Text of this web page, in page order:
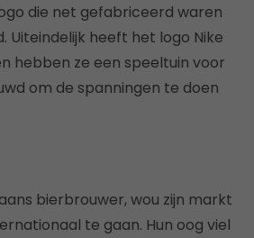
die net gefabriceerd waren
Uiteindelijk heeft het logo Nike
hebben ze een speeltuin voor
om de spanningen te doen
bierbrouwer, wou zijn markt
te gaan. Hun oog viel